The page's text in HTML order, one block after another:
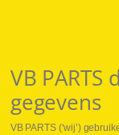
Volg ons op
VB
gegevens
VB PARTS (‘wij’)